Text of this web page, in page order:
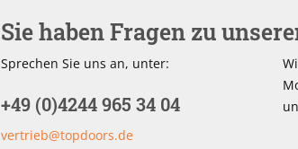
Sie haben Fragen zu
Sprechen Sie uns an, unter:
+49 (0)4244 965 34 04
vertrieb@topdoors.de